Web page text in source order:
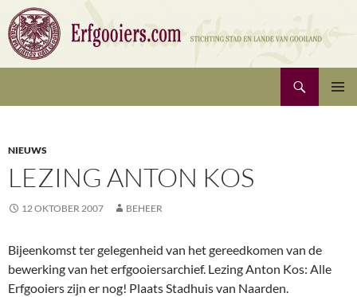
naar
de
inhoud
Erfgooiers | Stichting Stad en Lande van Gooiland
NIEUWS
LEZING ANTON KOS
12 OKTOBER 2007 BEHEER
Bijeenkomst ter gelegenheid van het gereedkomen van de
bewerking van het erfgooiersarchief. Lezing Anton Kos: Alle
Erfgooiers zijn er nog! Plaats Stadhuis van Naarden.